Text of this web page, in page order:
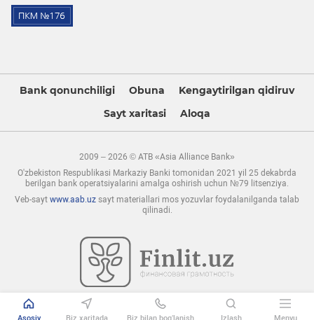
Bank qonunchiligi Obuna
Kengaytirilgan qidiruv
Sayt xaritasi
Aloqa
2009 – 2026 © ATB «Asia Alliance Bank»
O'zbekiston Respublikasi Markaziy Banki tomonidan 2021 yil 25 dekabrda
berilgan bank operatsiyalarini amalga oshirish uchun №79 litsenziya.
Veb-sayt www.aab.uz sayt materiallari mos yozuvlar foydalanilganda talab
qilinadi.